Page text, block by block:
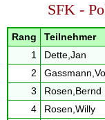
SFK -
Rang Teilnehmer
1
Dette,Jan
2
3
Rosen,Bernd
4
Rosen,Willy